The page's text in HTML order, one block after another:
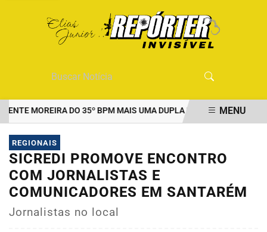
MOREIRA DO 35º BPM MAIS UMA DUPLA PRESA POR TRÁFICO
EM ALTA
MENU
REGIONAIS
SICREDI PROMOVE ENCONTRO
COM JORNALISTAS E
COMUNICADORES EM SANTARÉM
Jornalistas no local